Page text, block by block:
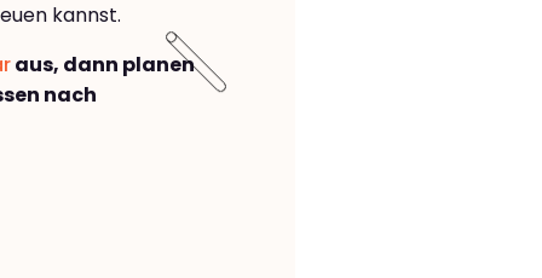
kannst.
aus, dann planen
nach